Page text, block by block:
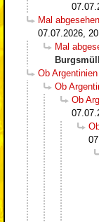
Mal
07.07.2026,
Mal
Ob
Ob
Ob